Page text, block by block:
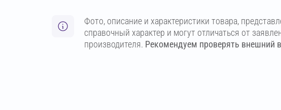
Фото, описание и характеристики товара,
справочный характер и могут отличаться от
производителя. Рекомендуем проверять внешний